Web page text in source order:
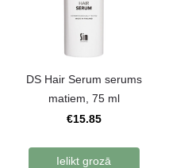
DS Hair Serum serums
matiem, 75 ml
€15.85
Ielikt grozā